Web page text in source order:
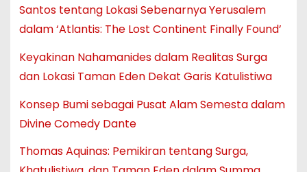
Santos tentang Lokasi Sebenarnya Yerusalem
dalam ‘Atlantis: The Lost Continent Finally Found’
Keyakinan Nahamanides dalam Realitas Surga
dan Lokasi Taman Eden Dekat Garis Katulistiwa
Konsep Bumi sebagai Pusat Alam Semesta dalam
Divine Comedy Dante
Thomas Aquinas: Pemikiran tentang Surga,